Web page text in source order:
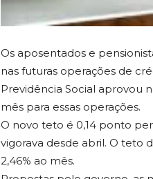
Os aposentados e
nas futuras operações de
Previdência Social aprovou
mês para essas operações.
O novo teto é 0,14 ponto
vigorava desde abril. O teto
2,46% ao mês.